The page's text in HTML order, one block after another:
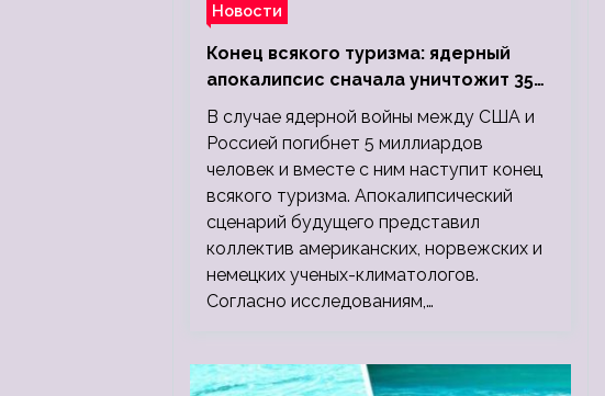
Новости
Конец всякого туризма: ядерный
апокалипсис сначала уничтожит 350
миллионов, а потом 5 миллиардов
людей
В случае ядерной войны между США и
Россией погибнет 5 миллиардов
человек и вместе с ним наступит конец
всякого туризма. Апокалипсический
сценарий будущего представил
коллектив американских, норвежских и
немецких ученых-климатологов.
Согласно исследованиям,…